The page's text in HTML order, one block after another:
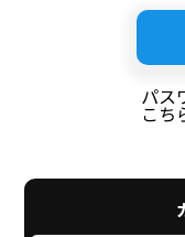
パス
こち